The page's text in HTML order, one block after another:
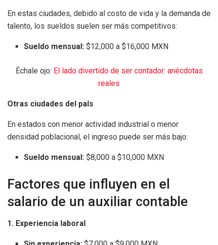
En estas ciudades, debido al costo de vida y la demanda de
talento, los sueldos suelen ser más competitivos:
Sueldo mensual: $12,000 a $16,000 MXN
Échale ojo: El lado divertido de ser contador: anécdotas
reales
Otras ciudades del país
En estados con menor actividad industrial o menor
densidad poblacional, el ingreso puede ser más bajo:
Sueldo mensual: $8,000 a $10,000 MXN
Factores que influyen en el
salario de un auxiliar contable
1. Experiencia laboral